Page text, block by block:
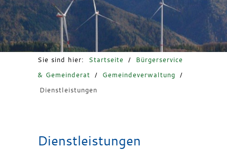
Freizeit & Tourismus
Sie sind hier: Startseite /
Bürgerservice
& Gemeinderat
/ Gemeindeverwaltung
/
Dienstleistungen
Dienstleistungen